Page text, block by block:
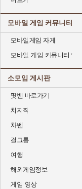
모바일 게임 커뮤니티
모바일게임 자게
모바일 게임 커뮤니티
소모임 게시판
팟벤 바로가기
치지직
차벤
걸그룹
여행
해외게임정보
게임 영상